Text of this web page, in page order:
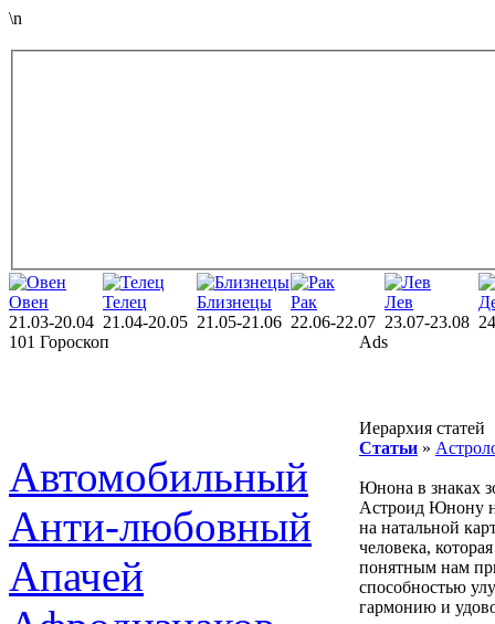
\n
Овен
21.03-20.04
Телец
21.04-20.05
Близнецы
21.05-21.06
Рак
22.06-22.07
Лев
23.07-23.08
101 Гороскоп
Автомобильный
Анти-любовный
Апачей
Ads
Иерархия статей
Статьи »
Юнона в знаках
Астроид Юнону
на натальной
человека,
понятным нам
способностью
гармонию и